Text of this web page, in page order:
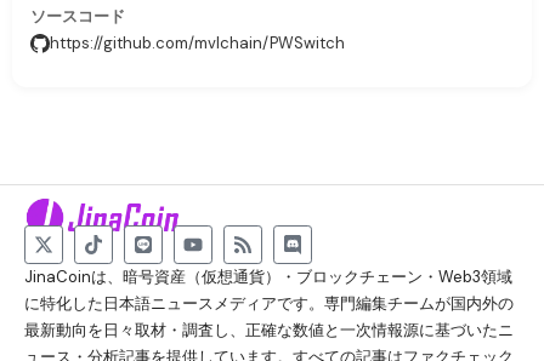
ソースコード
https://github.com/mvlchain/PWSwitch
JinaCoinは、暗号資産（仮想通貨）・ブロックチェーン・Web3領域
に特化した日本語ニュースメディアです。専門編集チームが国内外の
最新動向を日々取材・調査し、正確な数値と一次情報源に基づいたニ
ュース・分析記事を提供しています。すべての記事はファクチェック